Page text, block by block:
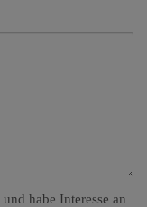
und habe Interesse an